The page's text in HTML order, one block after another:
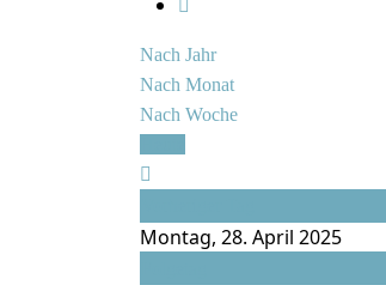
Nach Jahr
Nach Monat
Nach Woche
Montag, 28. April 2025